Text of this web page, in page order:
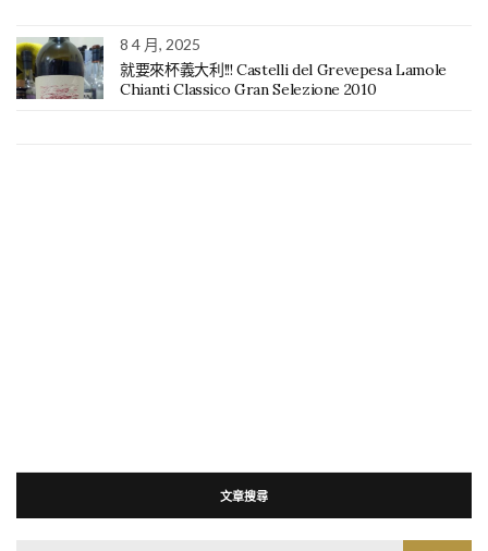
8 4 月, 2025
就要來杯義大利!!! Castelli del Grevepesa Lamole
Chianti Classico Gran Selezione 2010
文章搜尋